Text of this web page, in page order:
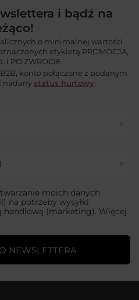
i bądź na
o minimalnej wartości
etykietą PROMOCJA,
i PO ZWROCIE.
konto połączone z podanym
nadany status hurtowy
moich danych
na potrzeby wysyłki
handlową (marketing). Więcej
NEWSLETTERA